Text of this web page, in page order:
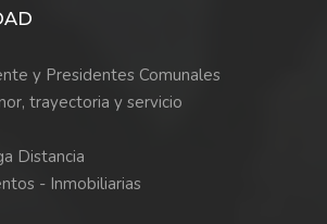
y Presidentes Comunales
trayectoria y servicio
Distancia
- Inmobiliarias